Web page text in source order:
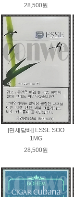
28,500원
[면세담배] ESSE SOO
1MG
28,500원